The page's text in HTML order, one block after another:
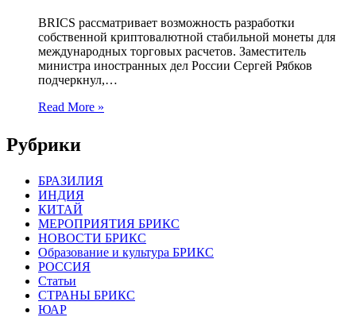
BRICS рассматривает возможность разработки
собственной криптовалютной стабильной монеты для
международных торговых расчетов. Заместитель
министра иностранных дел России Сергей Рябков
подчеркнул,…
Read More »
Рубрики
БРАЗИЛИЯ
ИНДИЯ
КИТАЙ
МЕРОПРИЯТИЯ БРИКС
НОВОСТИ БРИКС
Образование и культура БРИКС
РОССИЯ
Статьи
СТРАНЫ БРИКС
ЮАР